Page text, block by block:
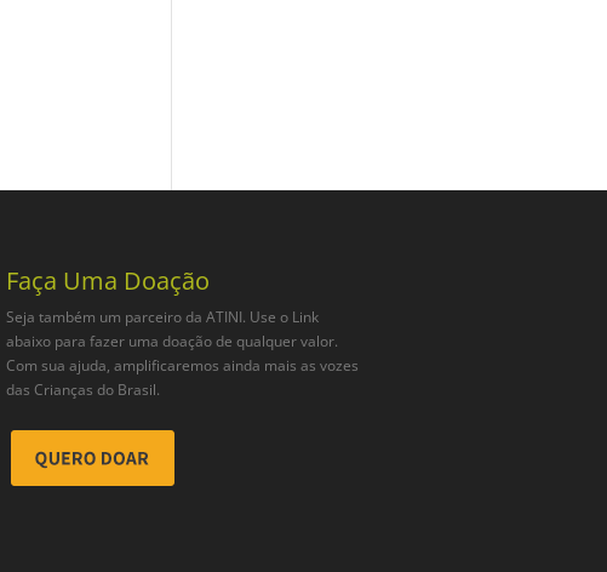
Faça Uma Doação
Seja também um parceiro da ATINI. Use o Link
abaixo para fazer uma doação de qualquer valor.
Com sua ajuda, amplificaremos ainda mais as vozes
das Crianças do Brasil.